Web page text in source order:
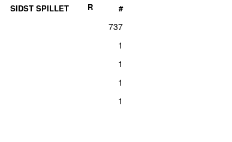
SIDST SPILLET R #
737
1
1
1
1